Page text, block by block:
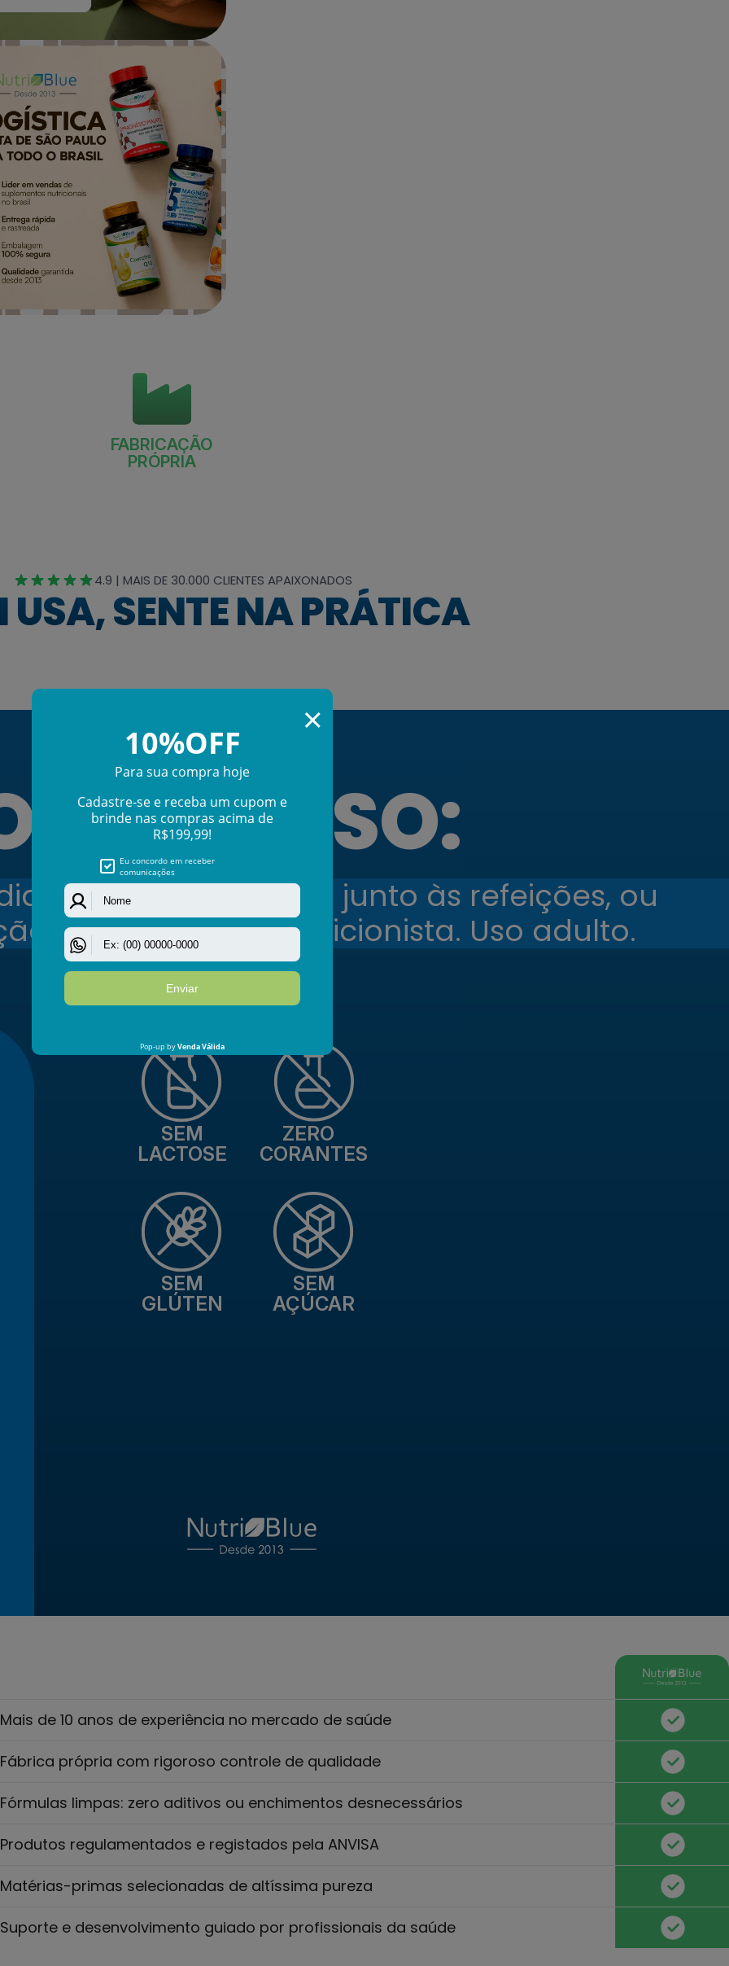
FABRICAÇÃO
PRÓPRIA
4.9 | MAIS DE 30.000 CLIENTES APAIXONADOS
USA, SENTE NA PRÁTICA
DE USO:
preferencialmente junto às refeições, ou
de médico ou nutricionista. Uso adulto.
SEM
LACTOSE
ZERO
CORANTES
SEM
GLÚTEN
SEM
AÇÚCAR
Mais de 10 anos de experiência no mercado de saúde
Fábrica própria com rigoroso controle de qualidade
Fórmulas limpas: zero aditivos ou enchimentos desnecessários
Produtos regulamentados e registados pela ANVISA
Matérias-primas selecionadas de altíssima pureza
Suporte e desenvolvimento guiado por profissionais da saúde